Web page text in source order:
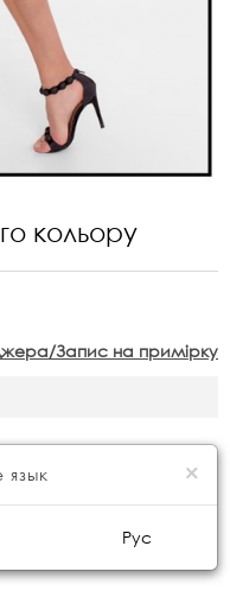
кольору
Запис на примірку
×
Рус